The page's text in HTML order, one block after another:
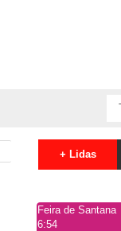
+ Lidas
Feira de Santana
6:54